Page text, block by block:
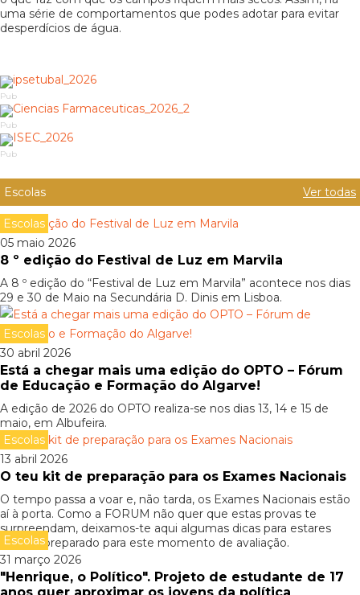
uma série de comportamentos que podes adotar para evitar
desperdícios de água.
Pub
Pub
Pub
Escolas Ver todas
Escolas
05 maio 2026
8 º edição do Festival de Luz em Marvila
A 8 º edição do “Festival de Luz em Marvila” acontece nos dias
29 e 30 de Maio na Secundária D. Dinis em Lisboa.
Escolas
30 abril 2026
Está a chegar mais uma edição do OPTO – Fórum
de Educação e Formação do Algarve!
A edição de 2026 do OPTO realiza-se nos dias 13, 14 e 15 de
maio, em Albufeira.
Escolas
13 abril 2026
O teu kit de preparação para os Exames Nacionais
O tempo passa a voar e, não tarda, os Exames Nacionais estão
aí à porta. Como a FORUM não quer que estas provas te
surpreendam, deixamos-te aqui algumas dicas para estares
melhor preparado para este momento de avaliação.
Escolas
31 março 2026
"Henrique, o Político". Projeto de estudante de 17